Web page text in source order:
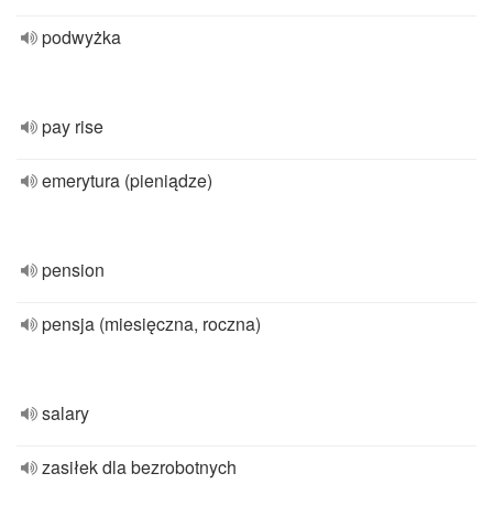
podwyżka
pay rise
emerytura (pieniądze)
pension
pensja (miesięczna, roczna)
salary
zasiłek dla bezrobotnych